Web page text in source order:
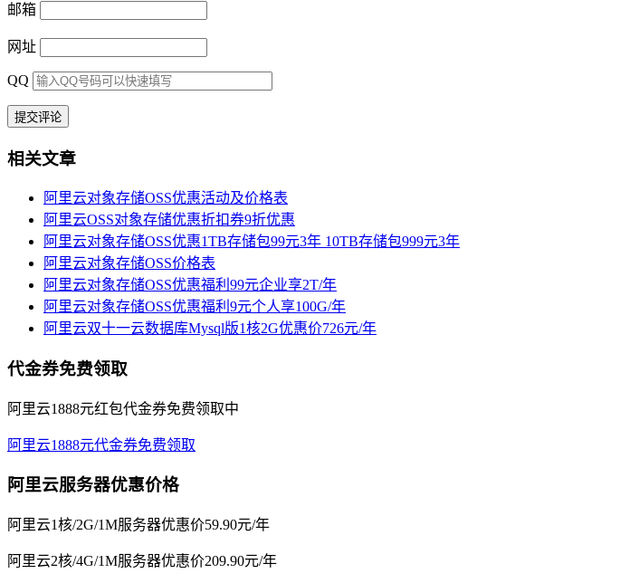
邮箱
网址
QQ
相关文章
阿里云对象存储OSS优惠活动及价格表
阿里云OSS对象存储优惠折扣券9折优惠
阿里云对象存储OSS优惠1TB存储包99元3年 10TB存储包999元3年
阿里云对象存储OSS价格表
阿里云对象存储OSS优惠福利99元企业享2T/年
阿里云对象存储OSS优惠福利9元个人享100G/年
阿里云双十一云数据库Mysql版1核2G优惠价726元/年
代金券免费领取
阿里云1888元红包代金券免费领取中
阿里云1888元代金券免费领取
阿里云服务器优惠价格
阿里云1核/2G/1M服务器优惠价59.90元/年
阿里云2核/4G/1M服务器优惠价209.90元/年